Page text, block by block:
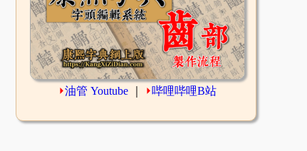
⏵油管 Youtube ⏵哔哩哔哩B站